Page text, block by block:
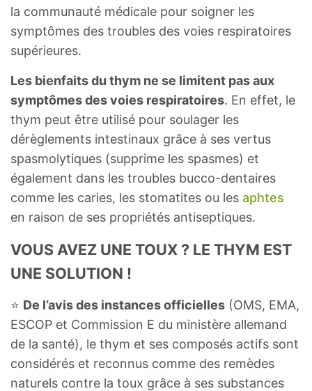
la communauté médicale pour soigner les
symptômes des troubles des voies respiratoires
supérieures.
Les bienfaits du thym ne se limitent pas aux
symptômes des voies respiratoires. En effet, le
thym peut être utilisé pour soulager les
dérèglements intestinaux grâce à ses vertus
spasmolytiques (supprime les spasmes) et
également dans les troubles bucco-dentaires
comme les caries, les stomatites ou les aphtes
en raison de ses propriétés antiseptiques.
VOUS AVEZ UNE TOUX ? LE THYM EST
UNE SOLUTION !
⭐ De l’avis des instances officielles (OMS, EMA,
ESCOP et Commission E du ministère allemand
de la santé), le thym et ses composés actifs sont
considérés et reconnus comme des remèdes
naturels contre la toux grâce à ses substances